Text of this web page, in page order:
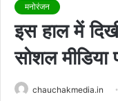
मनोरंजन
इस हाल में
सोशल मीडिया
chauchakmedia.in